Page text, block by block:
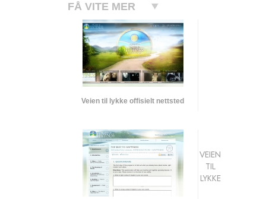
FÅ VITE MER
Veien til lykke offisielt nettsted
VEIEN
TIL
LYKKE